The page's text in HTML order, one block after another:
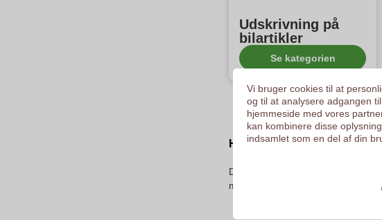
Udskrivning på
bilartikler
Se kategorien
Hvordan kan jeg kontrollere
Det er vigtigt at kontrollere dæk
med at vurdere dækkets tilstand.
Vi bruger cookies til at
og til at analysere adgangen
hjemmeside med vores
kan kombinere disse
indsamlet som en del af din